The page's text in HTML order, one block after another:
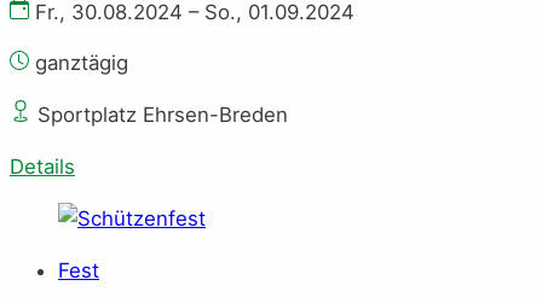
Fr., 30.08.2024 – So., 01.09.2024
ganztägig
Sportplatz Ehrsen-Breden
Details
Fest